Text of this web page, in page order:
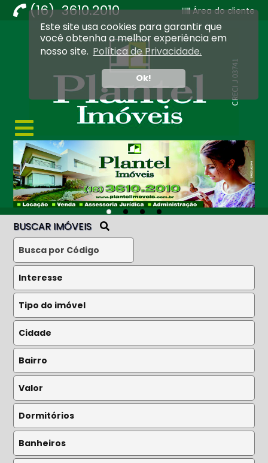
Este site usa cookies para garantir que
você obtenha a melhor experiência em
nosso site. Política de Privacidade.
Ok!
(16) 3610.2010 Área do cliente
Imobiliária Ribeirão Preto - Plantel Imóveis
BUSCAR IMÓVEIS